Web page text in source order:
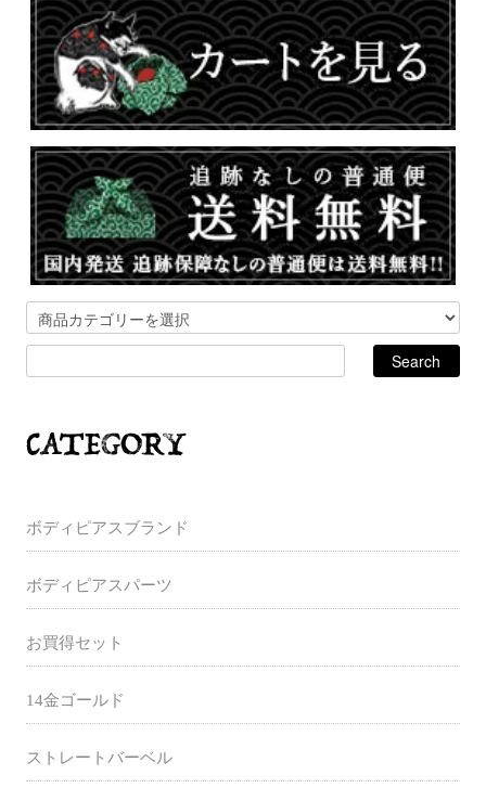
ボディピアスブランド
ボディピアスパーツ
お買得セット
14金ゴールド
ストレートバーベル